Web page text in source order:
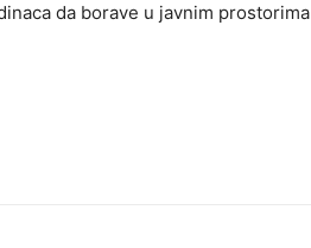
da borave u javnim prostorima